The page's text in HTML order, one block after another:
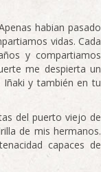
habian pasado
vidas. Cada
y compartiamos
me despierta un
Iñaki y también en tu
del puerto viejo de
de mis hermanos.
capaces de